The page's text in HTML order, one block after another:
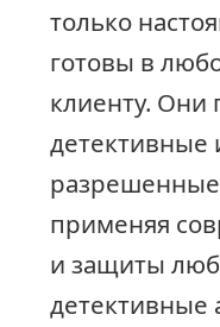
только
готовы в
клиенту. Они
детективные
разрешенные
применяя
и защиты
детективные